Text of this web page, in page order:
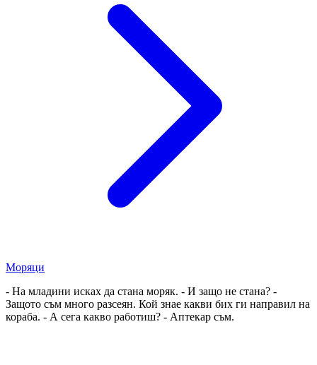
Моряци
- На младини исках да стана моряк. - И защо не стана? -
Защото съм много разсеян. Кой знае какви бих ги направил на
кораба. - А сега какво работиш? - Аптекар съм.